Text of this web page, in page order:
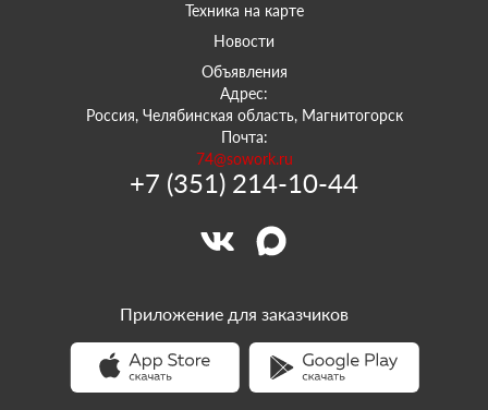
Техника на карте
Новости
Объявления
Адрес:
Россия, Челябинская область, Магнитогорск
Почта:
74@sowork.ru
+7 (351) 214-10-44
Приложение для заказчиков